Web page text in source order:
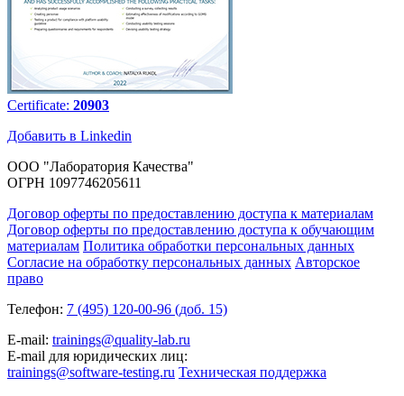
Certificate: 20903
Добавить в Linkedin
ООО "Лаборатория Качества"
ОГРН 1097746205611
Договор оферты по предоставлению доступа к материалам
Договор оферты по предоставлению доступа к обучающим
материалам Политика обработки персональных данных
Согласие на обработку персональных данных Авторское
право
Телефон: 7 (495) 120-00-96 (доб. 15)
E-mail: trainings@quality-lab.ru
E-mail для юридических лиц:
trainings@software-testing.ru Техническая поддержка